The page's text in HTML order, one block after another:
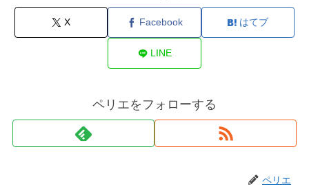
X Facebook はてブ
LINE
ペリエをフォローする
ペリエ